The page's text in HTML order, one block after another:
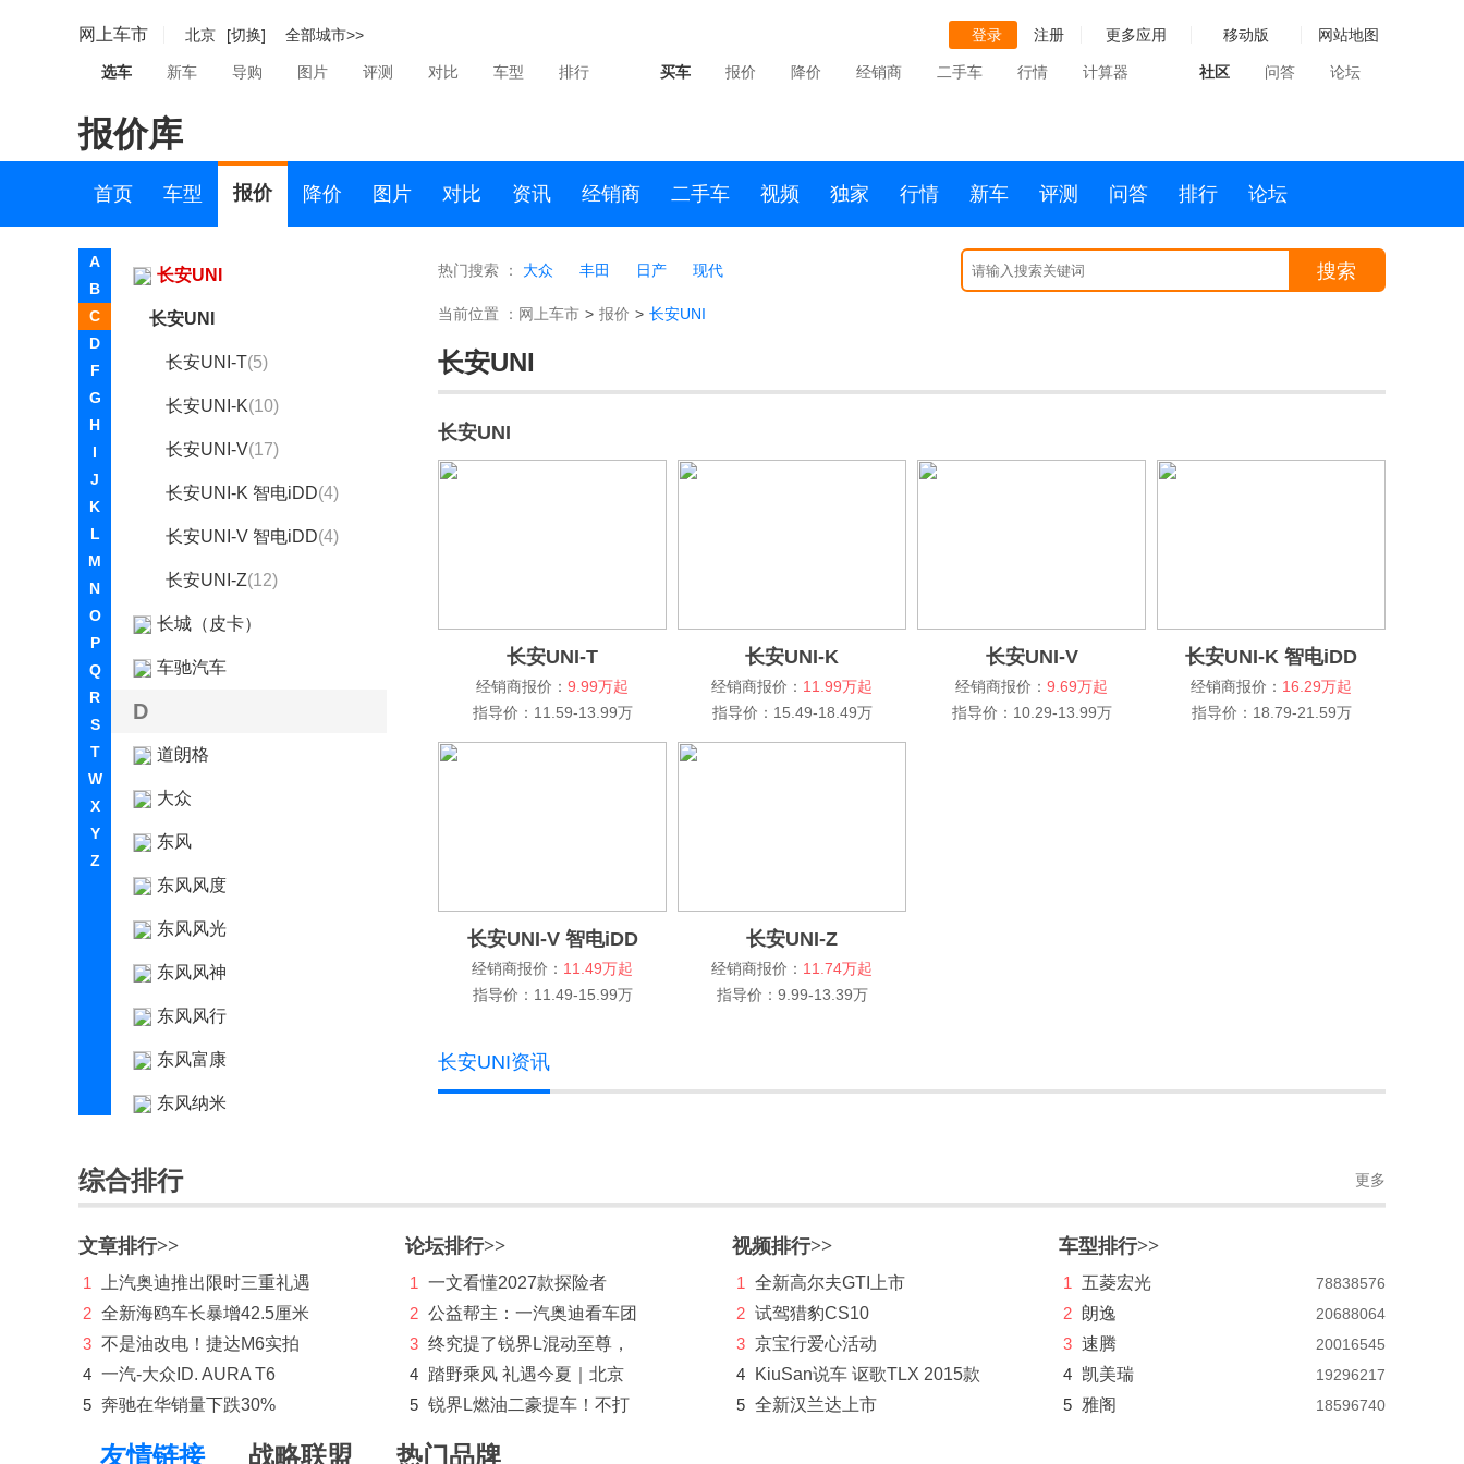
网上车市 北京 [切换] 全部城市>> 登录 注册 更多应用 移动版 网站地图
选车 新车 导购 图片 评测 对比 车型 排行 买车 报价 降价 经销商 二手车 行情 计算器 社区 问答 论坛
报价库
首页 车型 报价 降价 图片 对比 资讯 经销商 二手车 视频 独家 行情 新车 评测 问答 排行 论坛
A
B
C
D
F
G
H
I
J
K
L
M
N
O
P
Q
R
S
T
W
X
Y
Z
长安欧尚
长安汽车
长安启源
长安UNI
长安UNI
长安UNI-T(5)
长安UNI-K(10)
长安UNI-V(17)
长安UNI-K 智电iDD(4)
长安UNI-V 智电iDD(4)
长安UNI-Z(12)
长城（皮卡）
车驰汽车
D
道朗格
大众
东风
东风风度
东风风光
东风风神
东风风行
东风富康
东风纳米
东风小康
东南
DS
E
212
F
热门搜索 ： 大众 丰田 日产 现代 搜索
当前位置 ： 网上车市 > 报价 > 长安UNI
长安UNI
长安UNI
长安UNI-T
经销商报价： 9.99万起
指导价：11.59-13.99万
长安UNI-K
经销商报价： 11.99万起
指导价：15.49-18.49万
长安UNI-V
经销商报价： 9.69万起
指导价：10.29-13.99万
长安UNI-K 智电iDD
经销商报价： 16.29万起
指导价：18.79-21.59万
长安UNI-V 智电iDD
经销商报价： 11.49万起
指导价：11.49-15.99万
长安UNI-Z
经销商报价： 11.74万起
指导价：9.99-13.39万
长安UNI资讯
综合排行 更多
文章排行>>
1
上汽奥迪推出限时三重礼遇
2 全新海鸥车长暴增42.5厘米
3 不是油改电！捷达M6实拍
4 一汽-大众ID. AURA T6
5 奔驰在华销量下跌30%
论坛排行>>
1
一文看懂2027款探险者
2 公益帮主：一汽奥迪看车团
3 终究提了锐界L混动至尊，
4 踏野乘风 礼遇今夏｜北京
5 锐界L燃油二豪提车！不打
视频排行>>
1
全新高尔夫GTI上市
2 试驾猎豹CS10
3 京宝行爱心活动
4
KiuSan说车 讴歌TLX 2015款
5 全新汉兰达上市
车型排行>>
1 五菱宏光 78838576
2 朗逸 20688064
3 速腾 20016545
4 凯美瑞 19296217
5 雅阁 18596740
友情链接 战略联盟 热门品牌